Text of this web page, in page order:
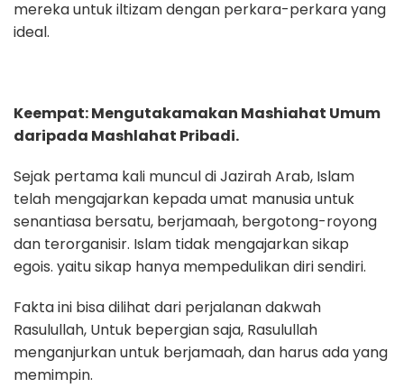
mereka untuk iltizam dengan perkara-perkara yang
ideal.
Keempat: Mengutakamakan Mashiahat Umum
daripada Mashlahat Pribadi.
Sejak pertama kali muncul di Jazirah Arab, Islam
telah mengajarkan kepada umat manusia untuk
senantiasa bersatu, berjamaah, bergotong-royong
dan terorganisir. Islam tidak mengajarkan sikap
egois. yaitu sikap hanya mempedulikan diri sendiri.
Fakta ini bisa dilihat dari perjalanan dakwah
Rasulullah, Untuk bepergian saja, Rasulullah
menganjurkan untuk berjamaah, dan harus ada yang
memimpin.